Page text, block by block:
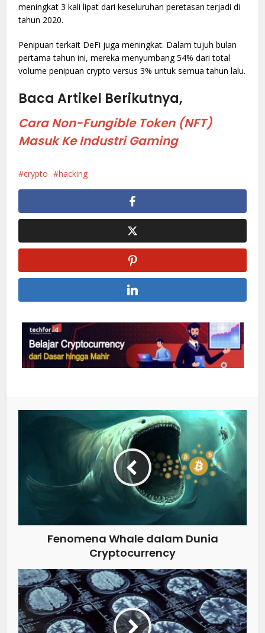
meningkat 3 kali lipat dari keseluruhan peretasan terjadi di
tahun 2020.
Penipuan terkait DeFi juga meningkat. Dalam tujuh bulan
pertama tahun ini, mereka menyumbang 54% dari total
volume penipuan crypto versus 3% untuk semua tahun lalu.
Baca Artikel Berikutnya,
Cara Non-Fungible Token (NFT)
Masuk Ke Industri Gaming
crypto hacking
Fenomena Whale dalam Dunia
Cryptocurrency